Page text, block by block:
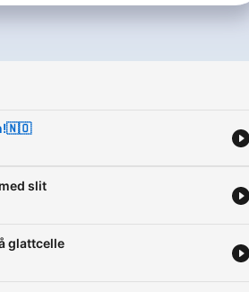
slit
glattcelle